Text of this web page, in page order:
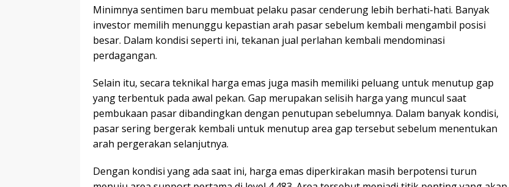
Minimnya sentimen baru membuat pelaku pasar cenderung lebih berhati-hati. Banyak
investor memilih menunggu kepastian arah pasar sebelum kembali mengambil posisi
besar. Dalam kondisi seperti ini, tekanan jual perlahan kembali mendominasi
perdagangan.
Selain itu, secara teknikal harga emas juga masih memiliki peluang untuk menutup gap
yang terbentuk pada awal pekan. Gap merupakan selisih harga yang muncul saat
pembukaan pasar dibandingkan dengan penutupan sebelumnya. Dalam banyak kondisi,
pasar sering bergerak kembali untuk menutup area gap tersebut sebelum menentukan
arah pergerakan selanjutnya.
Dengan kondisi yang ada saat ini, harga emas diperkirakan masih berpotensi turun